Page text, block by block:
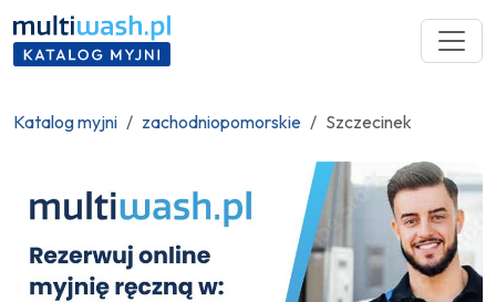
Katalog myjni zachodniopomorskie Szczecinek